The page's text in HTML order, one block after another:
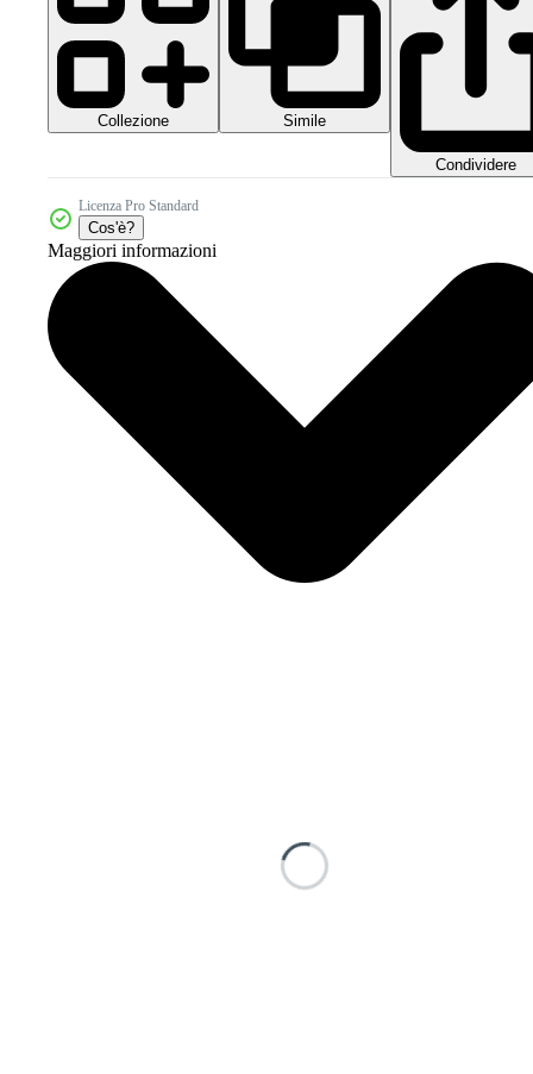
Collezione Simile
Condividere
Licenza Pro Standard
Cos'è?
Maggiori informazioni